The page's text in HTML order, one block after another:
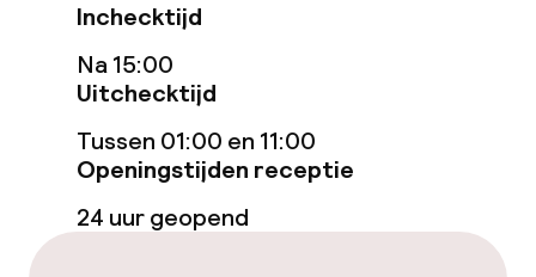
Ontbijtbuffet
Schoonmaakvoorzieningen
Inchecktijd
Na 15:00
Uitchecktijd
Tussen 01:00 en 11:00
Openingstijden receptie
24 uur geopend